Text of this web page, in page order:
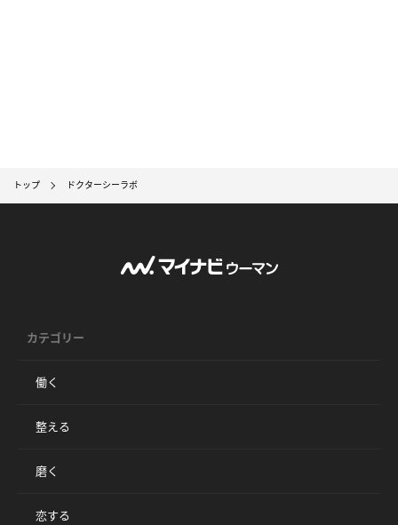
トップ ドクターシーラボ
カテゴリー
働く
整える
磨く
恋する